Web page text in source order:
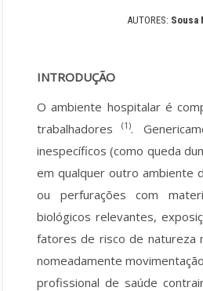
AUTORES: Sousa
INTRODUÇÃO
O ambiente hospitalar é
trabalhadores (1).
inespecíficos (como queda
em qualquer outro ambiente
ou perfurações com
biológicos relevantes,
fatores de risco de natureza
nomeadamente
profissional de saúde